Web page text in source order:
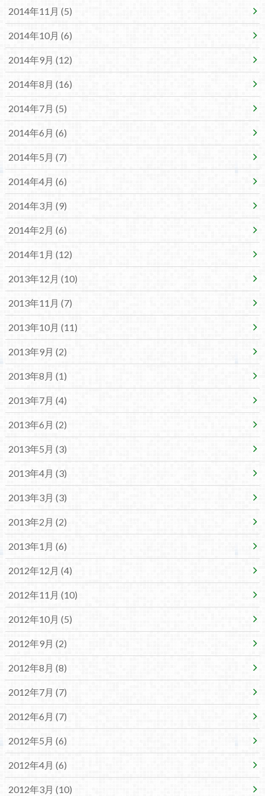
2014年11月 (5)
2014年10月 (6)
2014年9月 (12)
2014年8月 (16)
2014年7月 (5)
2014年6月 (6)
2014年5月 (7)
2014年4月 (6)
2014年3月 (9)
2014年2月 (6)
2014年1月 (12)
2013年12月 (10)
2013年11月 (7)
2013年10月 (11)
2013年9月 (2)
2013年8月 (1)
2013年7月 (4)
2013年6月 (2)
2013年5月 (3)
2013年4月 (3)
2013年3月 (3)
2013年2月 (2)
2013年1月 (6)
2012年12月 (4)
2012年11月 (10)
2012年10月 (5)
2012年9月 (2)
2012年8月 (8)
2012年7月 (7)
2012年6月 (7)
2012年5月 (6)
2012年4月 (6)
2012年3月 (10)